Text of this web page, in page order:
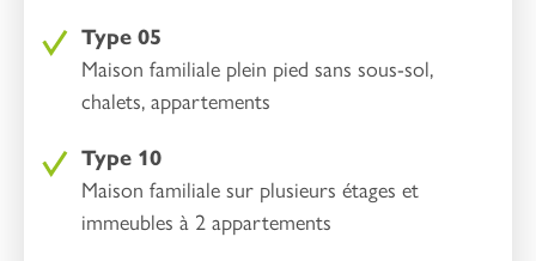
Type 05
Maison familiale plein pied sans sous-sol,
chalets, appartements
Type 10
Maison familiale sur plusieurs étages et
immeubles à 2 appartements